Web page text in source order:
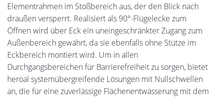
Elementrahmen im Stoßbereich aus, der den Blick nach
draußen versperrt. Realisiert als 90°-Flügelecke zum
Öffnen wird über Eck ein uneingeschränkter Zugang zum
Außenbereich gewährt, da sie ebenfalls ohne Stütze im
Eckbereich montiert wird. Um in allen
Durchgangsbereichen für Barrierefreiheit zu sorgen, bietet
heroal systemübergreifende Lösungen mit Nullschwellen
an, die für eine zuverlässige Flächenentwässerung mit dem